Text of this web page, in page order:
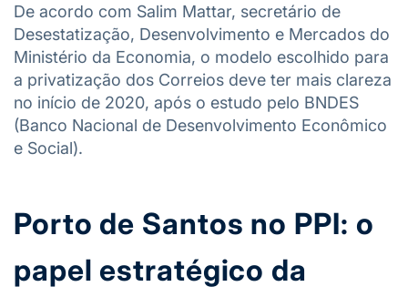
De acordo com Salim Mattar, secretário de
Desestatização, Desenvolvimento e Mercados do
Ministério da Economia, o modelo escolhido para
a privatização dos Correios deve ter mais clareza
no início de 2020, após o estudo pelo BNDES
(Banco Nacional de Desenvolvimento Econômico
e Social).
Porto de Santos no PPI: o
papel estratégico da